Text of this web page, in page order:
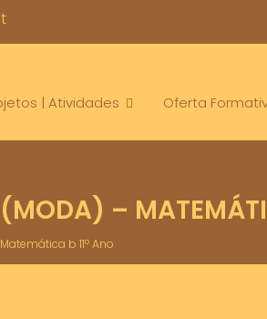
| Atividades Oferta
–
b 11º Ano